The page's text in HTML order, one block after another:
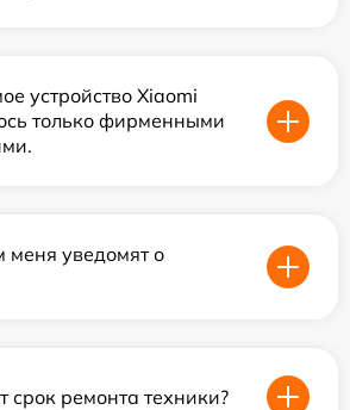
устройство Xiaomi
только фирменными
меня уведомят о
срок ремонта техники?